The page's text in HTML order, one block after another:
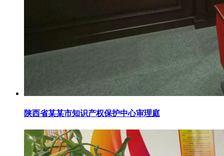
陕西省某某市知识产权保护中心审理庭